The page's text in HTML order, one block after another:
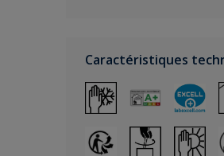
Caractéristiques